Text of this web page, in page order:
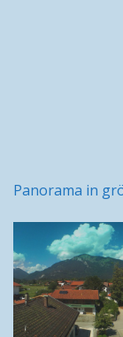
Panorama in